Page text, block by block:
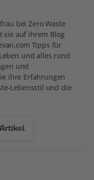
bei Zero Waste
sie auf ihrem Blog
Tipps für
und alles rund
und
ihre Erfahrungen
Lebensstil und die